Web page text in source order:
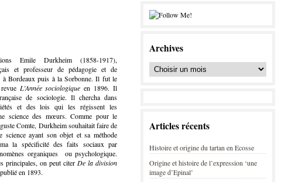
Emile Durkheim (1858-1917),
et professeur de pédagogie et de
à Bordeaux puis à la Sorbonne. Il fut le
L’Année sociologique en 1896. Il
de sociologie. Il chercha dans
et des lois qui les régissent les
science des mœurs. Comme pour le
Comte, Durkheim souhaitait faire de
science ayant son objet et sa méthode
la spécificité des faits sociaux par
organiques ou psychologique.
principales, on peut citer De la division
en 1893.
Archives
Articles récents
Histoire et origine du tartan en Ecosse
Origine et histoire de l’expression ‘une
image d’Epinal’